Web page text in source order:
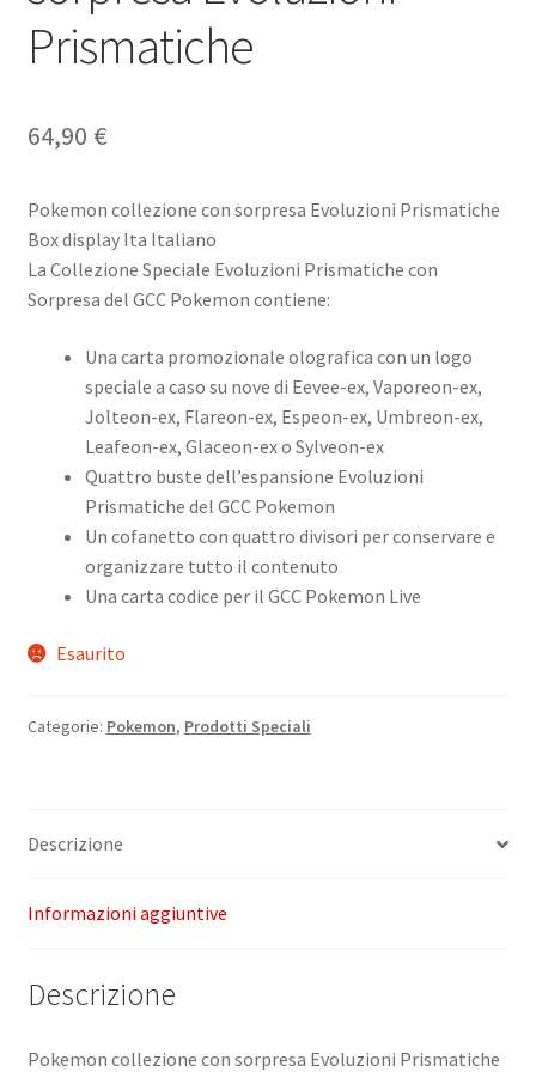
Prismatiche
64,90 €
Pokemon collezione con sorpresa Evoluzioni Prismatiche
Box display Ita Italiano
La Collezione Speciale Evoluzioni Prismatiche con
Sorpresa del GCC Pokemon contiene:
Una carta promozionale olografica con un logo
speciale a caso su nove di Eevee-ex, Vaporeon-ex,
Jolteon-ex, Flareon-ex, Espeon-ex, Umbreon-ex,
Leafeon-ex, Glaceon-ex o Sylveon-ex
Quattro buste dell’espansione Evoluzioni
Prismatiche del GCC Pokemon
Un cofanetto con quattro divisori per conservare e
organizzare tutto il contenuto
Una carta codice per il GCC Pokemon Live
Esaurito
Categorie: Pokemon, Prodotti Speciali
Descrizione
Informazioni aggiuntive
Descrizione
Pokemon collezione con sorpresa Evoluzioni Prismatiche